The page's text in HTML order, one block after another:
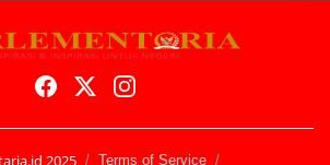
2025 Terms of Service